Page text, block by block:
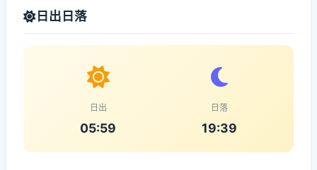
日出日落
日出
05:59
日落
19:39